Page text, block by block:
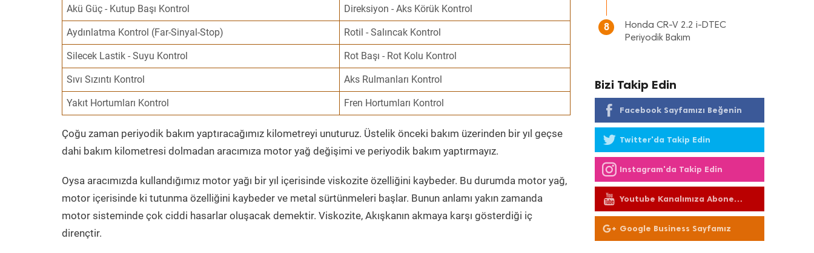
Akü Güç - Kutup Başı Kontrol Direksiyon - Aks Körük Kontrol
Aydınlatma Kontrol (Far-Sinyal-Stop) Rotil - Salıncak Kontrol
Silecek Lastik - Suyu Kontrol Rot Başı - Rot Kolu Kontrol
Sıvı Sızıntı Kontrol Aks Rulmanları Kontrol
Yakıt Hortumları Kontrol Fren Hortumları Kontrol
Çoğu zaman periyodik bakım yaptıracağımız kilometreyi unuturuz. Üstelik önceki bakım üzerinden bir yıl geçse
dahi bakım kilometresi dolmadan aracımıza motor yağ değişimi ve periyodik bakım yaptırmayız.
Oysa aracımızda kullandığımız motor yağı bir yıl içerisinde viskozite özelliğini kaybeder. Bu durumda motor yağ,
motor içerisinde ki tutunma özelliğini kaybeder ve metal sürtünmeleri başlar. Bunun anlamı yakın zamanda
motor sisteminde çok ciddi hasarlar oluşacak demektir. Viskozite, Akışkanın akmaya karşı gösterdiği iç
dirençtir.
8
Honda CR-V 2.2 i-DTEC
Periyodik Bakım
Bizi Takip Edin
Facebook Sayfamızı Beğenin
Twitter'da Takip Edin
Instagram'da Takip Edin
Youtube Kanalımıza Abone
Olun
Google Business Sayfamız